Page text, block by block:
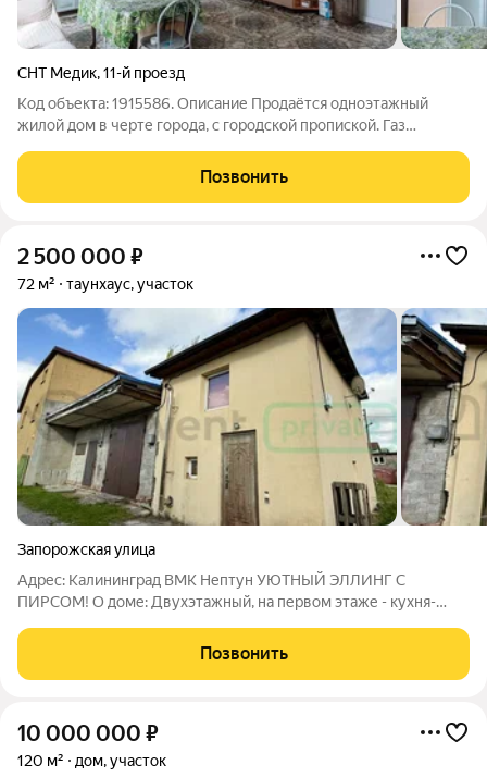
СНТ Медик,11-й проезд
Код объекта: 1915586. Описание Продаётся одноэтажный
жилой дом в черте гopoда, с городской пропиской. Газ
газифицированы). Электричество, водоснабжение - скважина,
отопление - электрокотел,
Позвонить
2 500 000 ₽
72 м² таунхаус, участок
Запорожская улица
Адрес: Калининград ВМК Нептун УЮТНЫЙ ЭЛЛИНГ С
ПИРСОМ! О доме: Двухэтажный, на первом этаже - кухня-
изолированные комнаты. Вся мебель остается! О локации:
Московский район, вид на стадион, ВМК
Позвонить
10 000 000 ₽
120 м² дом, участок